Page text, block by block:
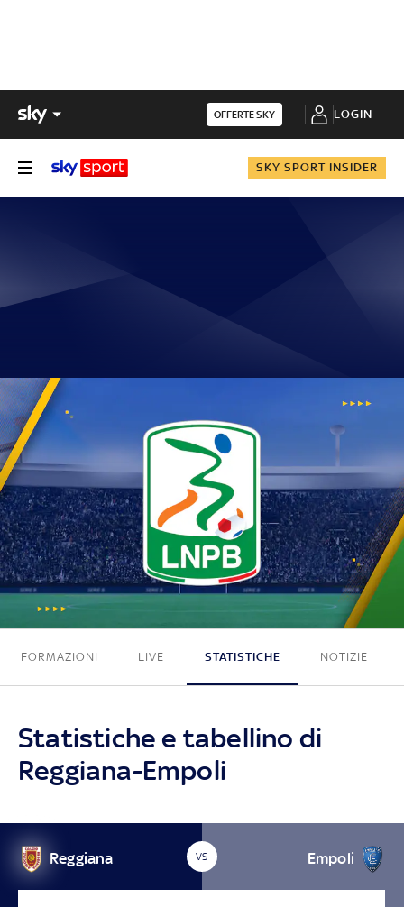
OFFERTE SKY LOGIN
SKY SPORT INSIDER
3 - 1
FORMAZIONI LIVE STATISTICHE NOTIZIE
Statistiche e tabellino di
Reggiana-Empoli
Reggiana VS Empoli